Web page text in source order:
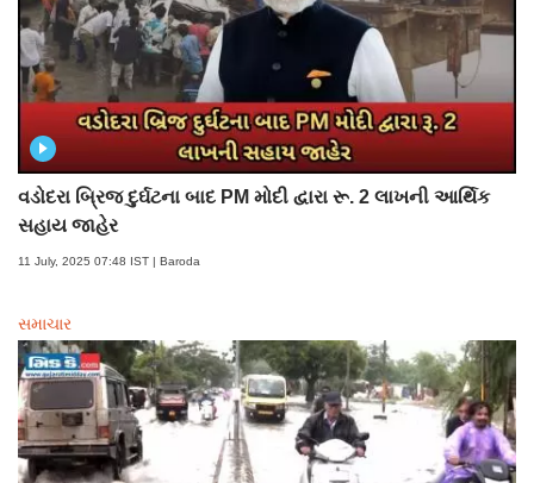
વડોદરા બ્રિજ દુર્ઘટના બાદ PM મોદી દ્વારા રૂ. 2 લાખની આર્થિક
સહાય જાહેર
11 July, 2025 07:48 IST | Baroda
સમાચાર